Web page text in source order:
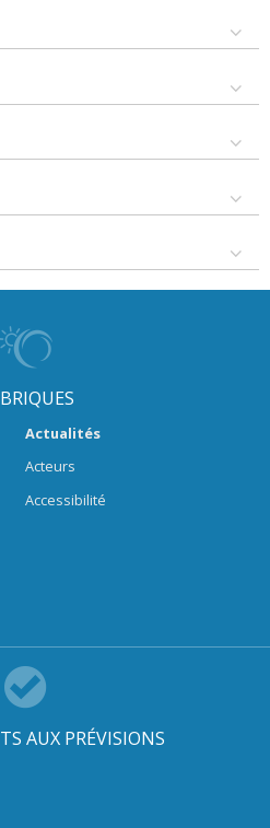
Actualités
Acteurs
Accessibilité
AUX PRÉVISIONS